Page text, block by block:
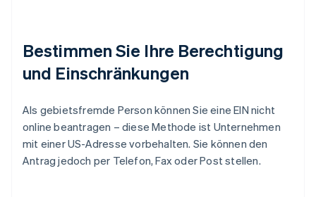
Bestimmen Sie Ihre Berechtigung
und Einschränkungen
Als gebietsfremde Person können Sie eine EIN nicht
online beantragen – diese Methode ist Unternehmen
mit einer US-Adresse vorbehalten. Sie können den
Antrag jedoch per Telefon, Fax oder Post stellen.